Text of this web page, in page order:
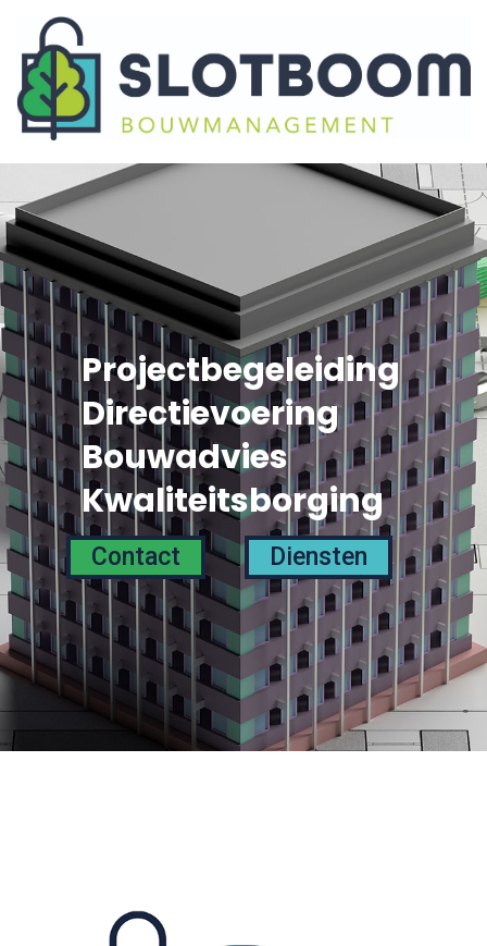
Projectbegeleiding
Directievoering
Bouwadvies
Kwaliteitsborging
Contact Diensten